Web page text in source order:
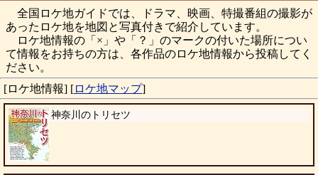
全国ロケ地ガイドでは、ドラマ、映画、特撮番組の撮影が
あったロケ地を地図と写真付きで紹介しています。
ロケ地情報の「×」や「？」のマークの付いた場所につい
て情報をお持ちの方は、各作品のロケ地情報から投稿してく
ださい。
[ロケ地情報] [ロケ地マップ]
神奈川のトリセツ